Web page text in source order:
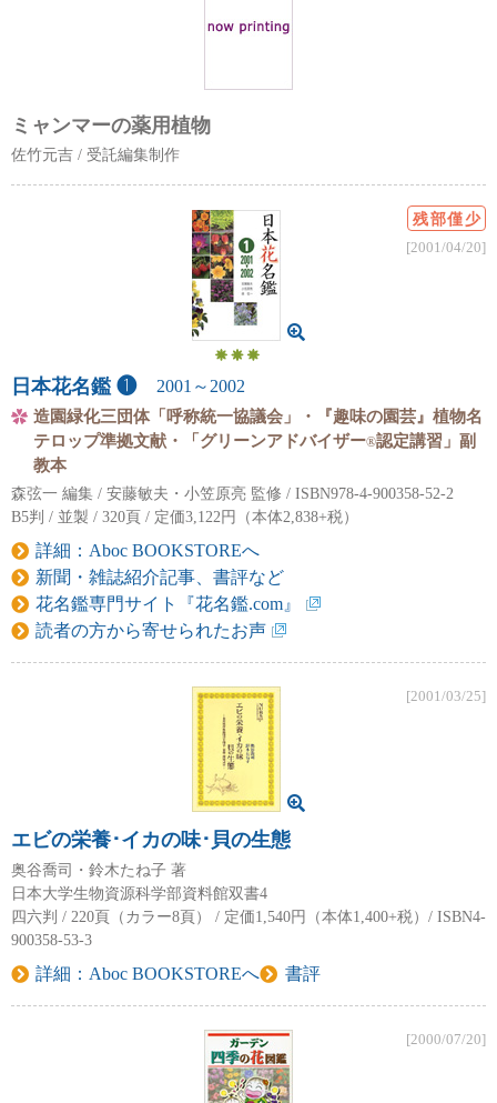
ミャンマーの薬用植物
佐竹元吉 / 受託編集制作
日本花名鑑 ❶
2001～2002
造園緑化三団体「呼称統一協議会」・『趣味の園芸』植物名
テロップ準拠文献・「グリーンアドバイザー®認定講習」副
教本
森弦一 編集 / 安藤敏夫・小笠原亮 監修 / ISBN978-4-900358-52-2
B5判 / 並製 / 320頁 / 定価3,122円（本体2,838+税）
詳細：Aboc BOOKSTOREへ
新聞・雑誌紹介記事、書評など
花名鑑専門サイト『花名鑑.com』
読者の方から寄せられたお声
残部僅少
[2001/04/20]
エビの栄養･イカの味･貝の生態
奥谷喬司・鈴木たね子 著
日本大学生物資源科学部資料館双書4
四六判 / 220頁（カラー8頁） / 定価1,540円（本体1,400+税）/ ISBN4-
900358-53-3
詳細：Aboc BOOKSTOREへ 書評
[2001/03/25]
[2000/07/20]